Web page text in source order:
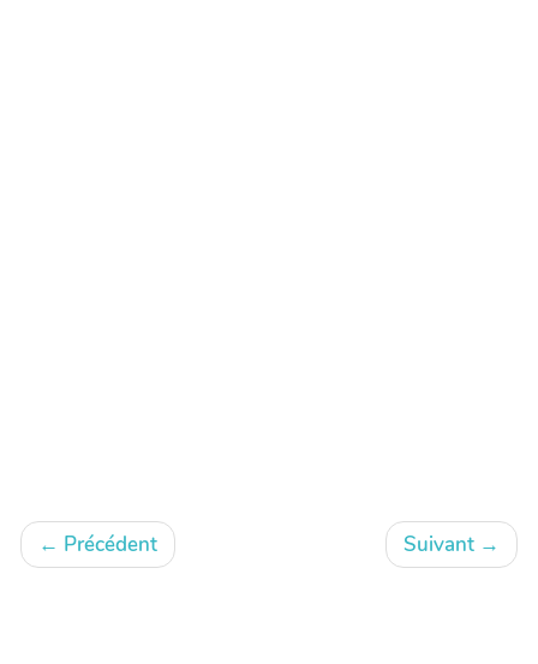
← Précédent Suivant →